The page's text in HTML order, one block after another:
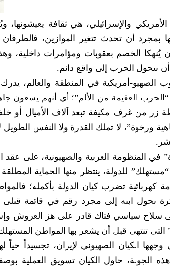
الأمريكي والإسرائيلي، هي ثقافة
بمجرد أن تحدث تتغير الموازين،
يُنهكا الخصم بعقوبات ومؤامرات
تتحول الحرب إلى واقع دائم.
الصهيو-أمريكية في المنطقة والعالم،
العقيمة من الألم”؛ أي أنهم يسعون
زر من غرف مكيفة تبعد آلاف الأميال أو
ورخوة”، لا تملك القدرة ولا النفس
في المنظومة الغربية والصهيونية، على عقد
للدولة، ينتظر منها الحماية
كهربائية تضرب كيان الدولة بأكمله؛
فكرة تحول ابنه إلى مجرد رقم في قائمة
سلاح سياسي فتاك قادر على هز العروش
تنتهي قبل أن يشعر بها المواطن
وجهها الكيان الصهيوني لإيران، تجسيداً حياً
هذه الجولة، حاول الكيان تسويق العملية